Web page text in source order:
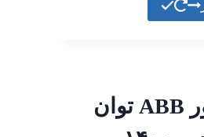
الکتروموتور ABB توان